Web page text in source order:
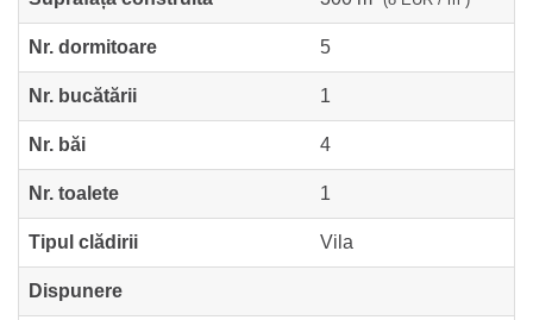
Nr. dormitoare 5
Nr. bucătării 1
Nr. băi 4
Nr. toalete 1
Tipul clădirii Vila
Dispunere